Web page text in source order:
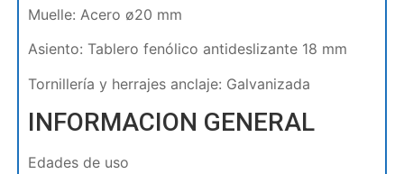
Muelle: Acero ø20 mm
Asiento: Tablero fenólico antideslizante 18 mm
Tornillería y herrajes anclaje: Galvanizada
INFORMACION GENERAL
Edades de uso